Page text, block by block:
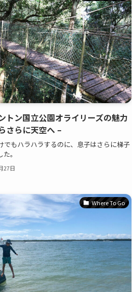
トン国立公園オライリーズの魅力
さらに天空へ –
でもハラハラするのに、息子はさらに梯子
。
27日
Where To Go